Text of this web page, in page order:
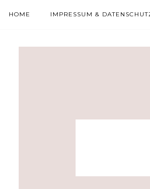
HOME IMPRESSUM &